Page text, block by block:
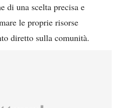
di una scelta precisa e
le proprie risorse
diretto sulla comunità.